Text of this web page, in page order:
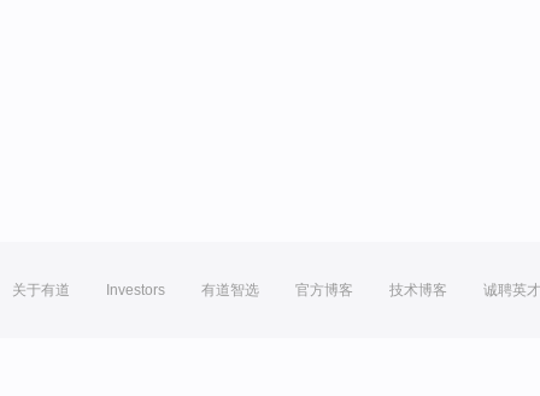
关于有道 Investors 有道智选 官方博客 技术博客 诚聘英才